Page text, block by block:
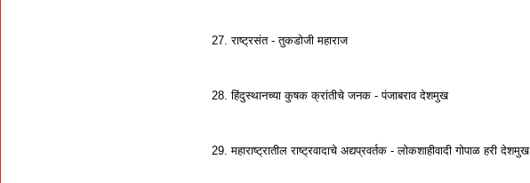
27. राष्ट्रसंत - तुकडोजी महाराज
28. हिंदुस्थानच्या कुषक क्रांतीचे जनक - पंजाबराव देशमुख
29. महाराष्ट्रातील राष्ट्रवादाचे अद्यप्रवर्तक - लोकशाहीवादी गोपाळ हरी देशमुख